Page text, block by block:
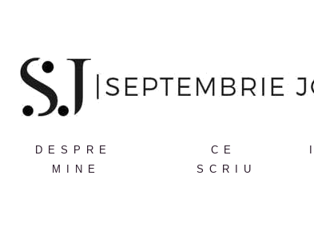
DESPRE
MINE
CE
SCRIU